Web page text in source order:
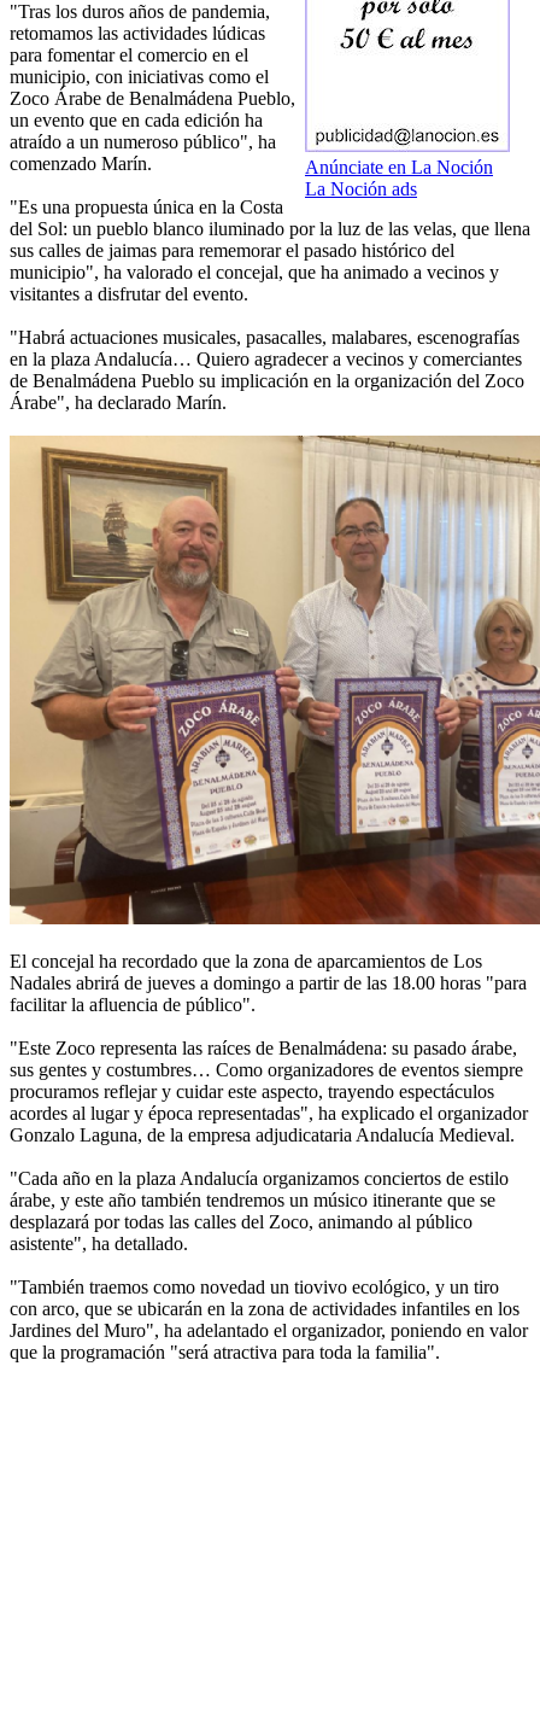
Anúnciate en La Noción
La Noción ads
"Tras los duros años de pandemia,
retomamos las actividades lúdicas
para fomentar el comercio en el
municipio, con iniciativas como el
Zoco Árabe de Benalmádena Pueblo,
un evento que en cada edición ha
atraído a un numeroso público", ha
comenzado Marín.
"Es una propuesta única en la Costa
del Sol: un pueblo blanco iluminado por la luz de las velas, que llena
sus calles de jaimas para rememorar el pasado histórico del
municipio", ha valorado el concejal, que ha animado a vecinos y
visitantes a disfrutar del evento.
"Habrá actuaciones musicales, pasacalles, malabares, escenografías
en la plaza Andalucía… Quiero agradecer a vecinos y comerciantes
de Benalmádena Pueblo su implicación en la organización del Zoco
Árabe", ha declarado Marín.
El concejal ha recordado que la zona de aparcamientos de Los
Nadales abrirá de jueves a domingo a partir de las 18.00 horas "para
facilitar la afluencia de público".
"Este Zoco representa las raíces de Benalmádena: su pasado árabe,
sus gentes y costumbres… Como organizadores de eventos siempre
procuramos reflejar y cuidar este aspecto, trayendo espectáculos
acordes al lugar y época representadas", ha explicado el organizador
Gonzalo Laguna, de la empresa adjudicataria Andalucía Medieval.
"Cada año en la plaza Andalucía organizamos conciertos de estilo
árabe, y este año también tendremos un músico itinerante que se
desplazará por todas las calles del Zoco, animando al público
asistente", ha detallado.
"También traemos como novedad un tiovivo ecológico, y un tiro
con arco, que se ubicarán en la zona de actividades infantiles en los
Jardines del Muro", ha adelantado el organizador, poniendo en valor
que la programación "será atractiva para toda la familia".